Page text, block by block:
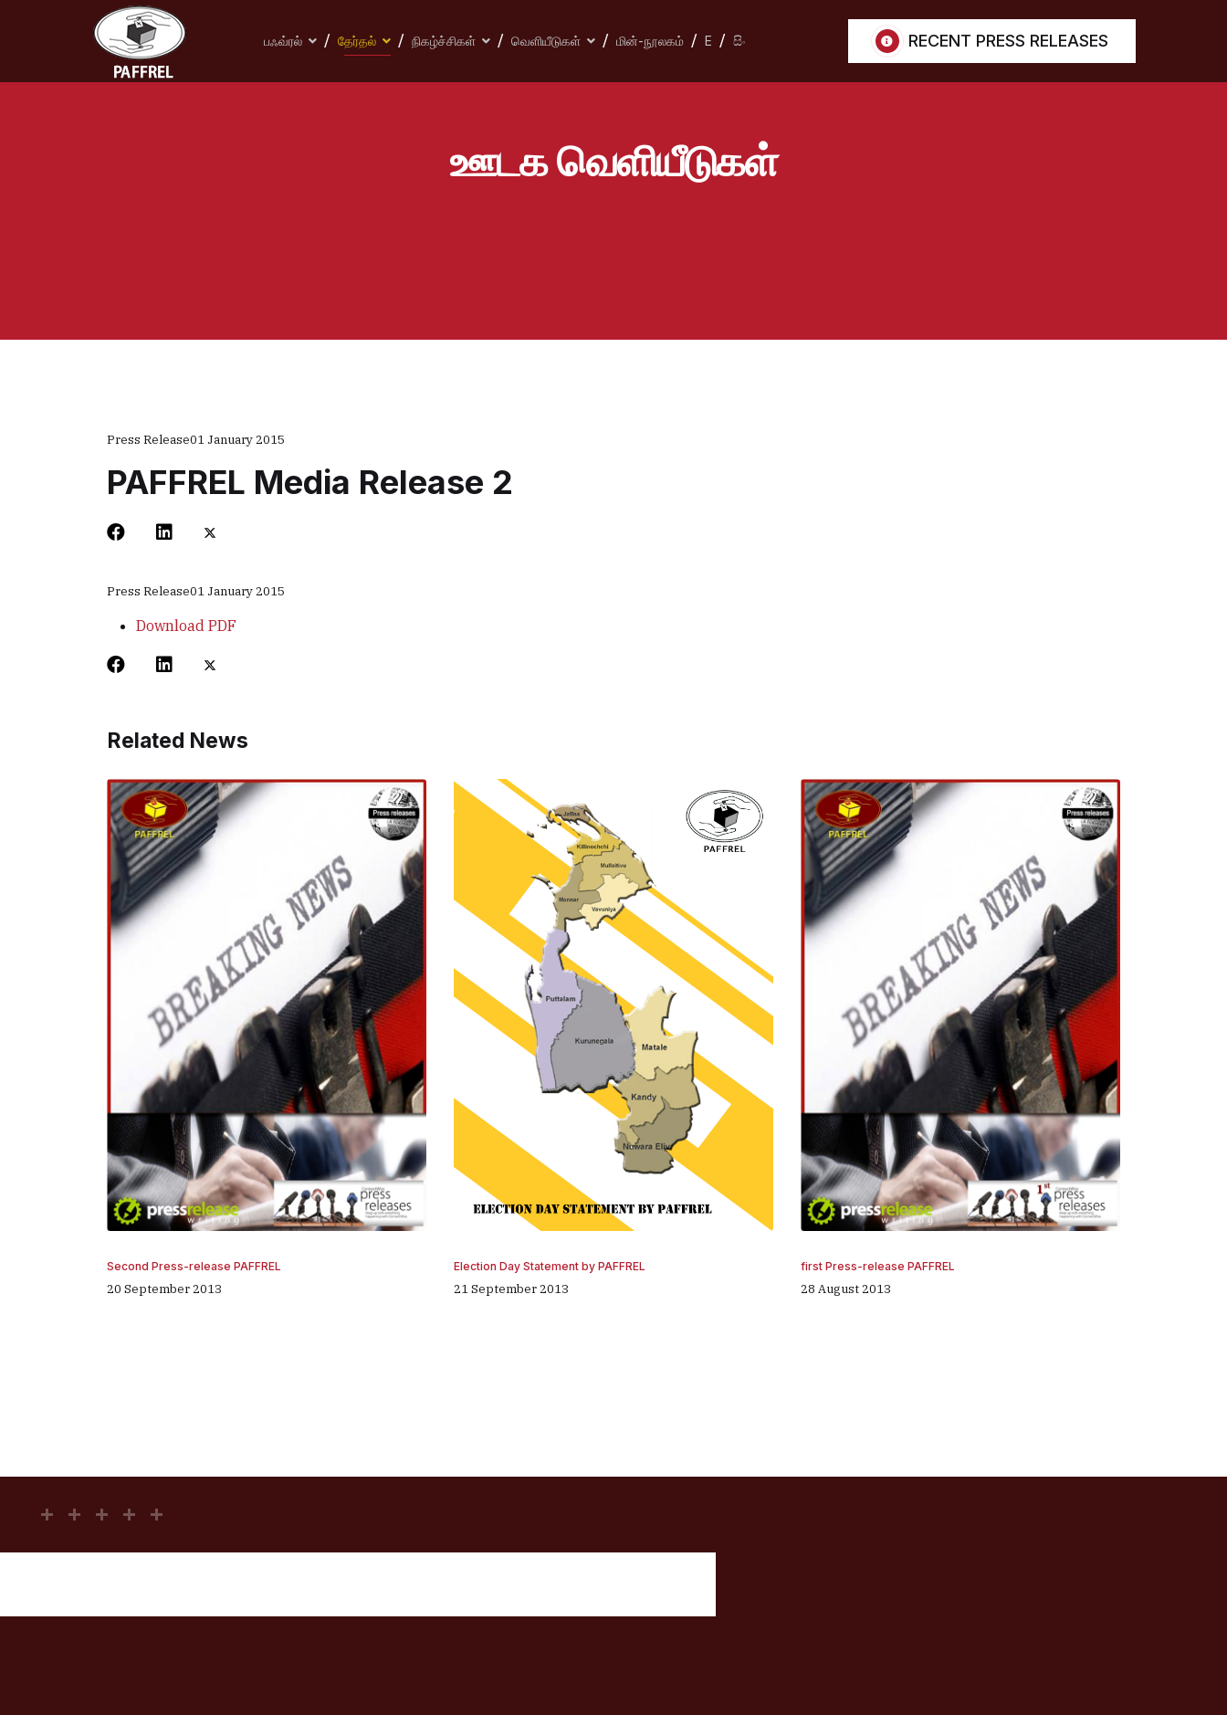
பஃவ்ரல் தேர்தல் நிகழ்ச்சிகள் வெளியீடுகள் மின்-நூலகம் E සිං RECENT PRESS RELEASES
ஊடக வெளியீடுகள்
Press Release01 January 2015
PAFFREL Media Release 2
Press Release01 January 2015
Download PDF
Related News
Second Press-release PAFFREL
20 September 2013
Election Day Statement by PAFFREL
21 September 2013
first Press-release PAFFREL
28 August 2013